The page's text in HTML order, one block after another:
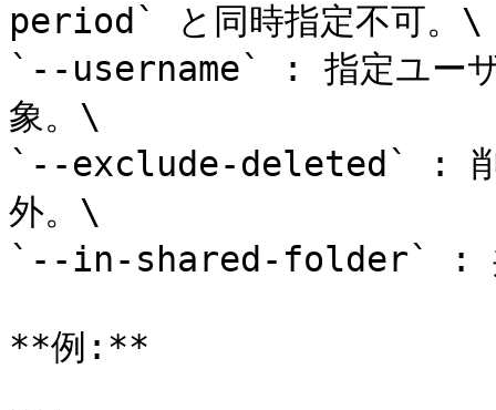
period` と同時指定不可。\
`--username` : 指定ユーザ
象。\
`--exclude-deleted` : 削除
外。\
`--in-shared-folder` : 共
**例:**